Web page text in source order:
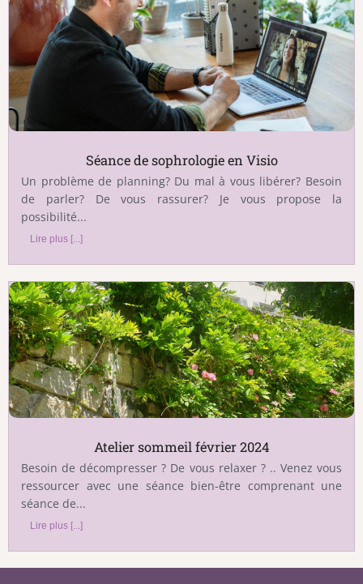
Séance de sophrologie en Visio
Un problème de planning? Du mal à vous libérer? Besoin
de parler? De vous rassurer? Je vous propose la
possibilité...
Lire plus [...]
Atelier sommeil février 2024
Besoin de décompresser ? De vous relaxer ? .. Venez vous
ressourcer avec une séance bien-être comprenant une
séance de...
Lire plus [...]